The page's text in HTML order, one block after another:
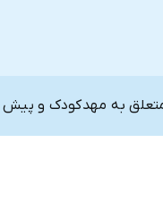
به مهدکودک و پیش